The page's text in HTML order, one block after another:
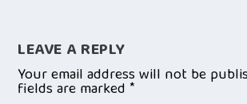
LEAVE A REPLY
Your email address will not be
fields are marked*